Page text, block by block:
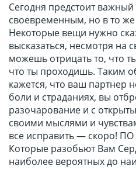
Сегодня предстоит
своевременным, но в то
Некоторые вещи нужно
высказаться, несмотря на
можешь отрицать то, что
что ты проходишь. Таким
кажется, что ваш партнер
боли и страданиях, вы
разочарование и с
своими мыслями и
все исправить — скоро!
Которые разобьют Вам
наиболее вероятных до